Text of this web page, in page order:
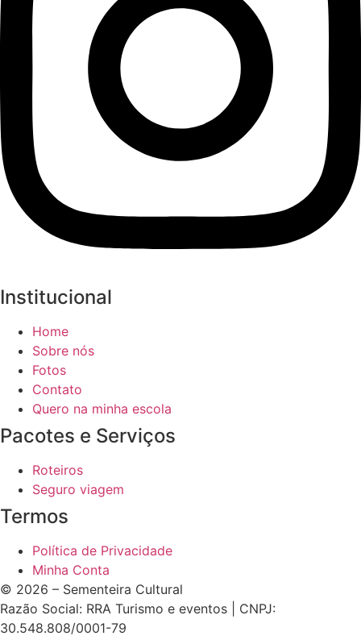
Institucional
Home
Sobre nós
Fotos
Contato
Quero na minha escola
Pacotes e Serviços
Roteiros
Seguro viagem
Termos
Política de Privacidade
Minha Conta
© 2026 – Sementeira Cultural
Razão Social: RRA Turismo e eventos | CNPJ:
30.548.808/0001-79